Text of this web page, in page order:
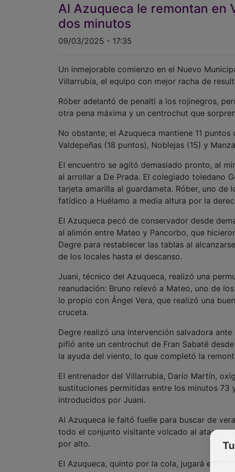
Al Azuqueca le remontan en
dos minutos
09/03/2025 - 17:35
Un inmejorable comienzo en el Nuevo
Villarrubia, el equipo con mejor racha de
Róber adelantó de penalti a los rojinegros,
otra pena máxima y un centrochut que
No obstante, el Azuqueca mantiene 11
Valdepeñas (18 puntos), Noblejas (15) y
El encuentro se agitó demasiado pronto, al
al arrollar a De Prada. El colegiado toledano
tarjeta amarilla al guardameta. Róber, uno de
fatídico a Huélamo a media altura por la
El Azuqueca pecó de conservador desde
al alimón entre Mateo y Pancorbo, que
Degre para restablecer las tablas al
de los locales hasta el descanso.
Juani, técnico del Azuqueca, realizó una
reanudación: Bruno relevó a Mateo, uno de
lo propio con Ángel Vera, que realizó una
cruceta.
Degre realizó una intervención salvadora
pifió ante un centrochut de Fran Sabaté
la ayuda del viento, lo que completó la
El entrenador del Villarrubia, Darío Martín,
sustituciones permitidas entre los minutos
introducidos por Juani.
Al Azuqueca le faltó fuelle para buscar de
todo el conjunto visitante volcado al ataque,
por alto.
El Azuqueca, quinto por la cola, jugará el